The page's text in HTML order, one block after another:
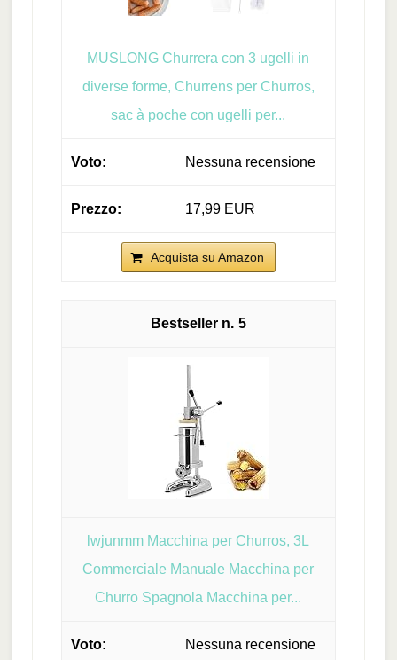
MUSLONG Churrera con 3 ugelli in
diverse forme, Churrens per Churros,
sac à poche con ugelli per...
Nessuna recensione
17,99 EUR
Acquista su Amazon
5
lwjunmm Macchina per Churros, 3L
Commerciale Manuale Macchina per
Churro Spagnola Macchina per...
Nessuna recensione